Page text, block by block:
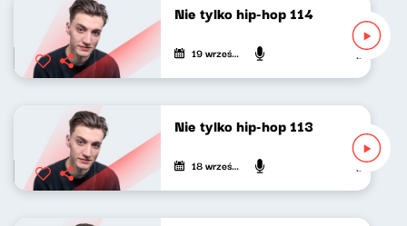
Nie tylko hip-hop 114
19 września 2022 Mateusz
Nie tylko hip-hop 113
18 września 2022 Mateusz